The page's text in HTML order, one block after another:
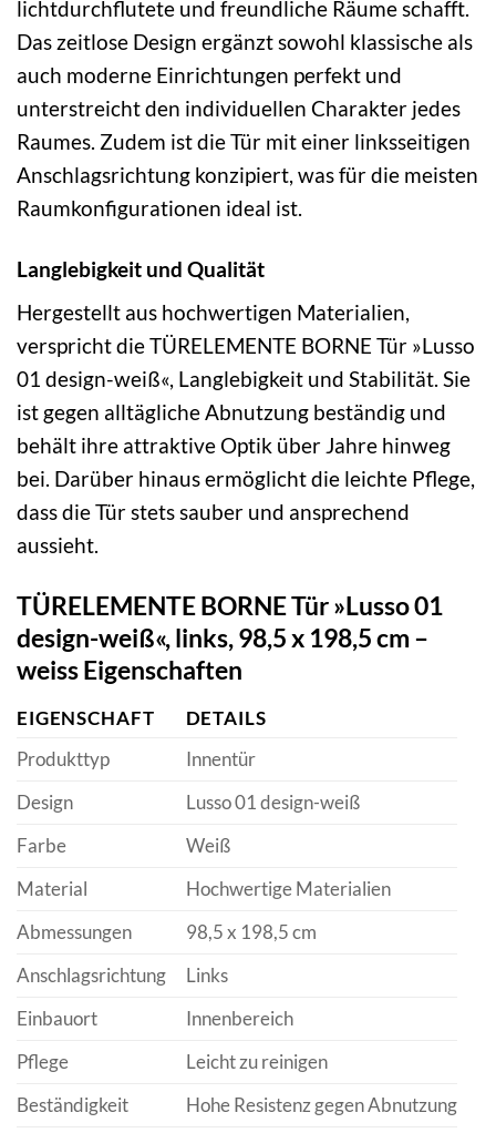
lichtdurchflutete und freundliche Räume schafft.
Das zeitlose Design ergänzt sowohl klassische als
auch moderne Einrichtungen perfekt und
unterstreicht den individuellen Charakter jedes
Raumes. Zudem ist die Tür mit einer linksseitigen
Anschlagsrichtung konzipiert, was für die meisten
Raumkonfigurationen ideal ist.
Langlebigkeit und Qualität
Hergestellt aus hochwertigen Materialien,
verspricht die TÜRELEMENTE BORNE Tür »Lusso
01 design-weiß«, Langlebigkeit und Stabilität. Sie
ist gegen alltägliche Abnutzung beständig und
behält ihre attraktive Optik über Jahre hinweg
bei. Darüber hinaus ermöglicht die leichte Pflege,
dass die Tür stets sauber und ansprechend
aussieht.
TÜRELEMENTE BORNE Tür »Lusso 01
design-weiß«, links, 98,5 x 198,5 cm –
weiss Eigenschaften
EIGENSCHAFT
DETAILS
Produkttyp
Innentür
Design
Lusso 01 design-weiß
Farbe
Weiß
Material
Hochwertige Materialien
Abmessungen
98,5 x 198,5 cm
Anschlagsrichtung
Links
Einbauort
Innenbereich
Pflege
Leicht zu reinigen
Beständigkeit
Hohe Resistenz gegen Abnutzung